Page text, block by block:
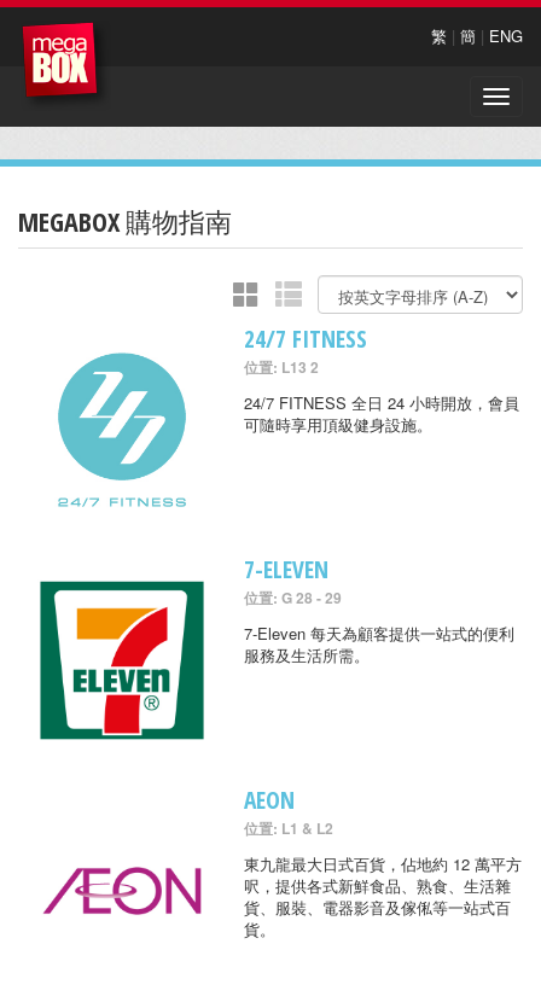
繁 | 簡 | ENG
Toggle
MEGABOX 購物指南
24/7 FITNESS
位置: L13 2
24/7 FITNESS 全日 24 小時開放，會員
可隨時享用頂級健身設施。
7-ELEVEN
位置: G 28 - 29
7-Eleven 每天為顧客提供一站式的便利
服務及生活所需。
AEON
位置: L1 & L2
東九龍最大日式百貨，佔地約 12 萬平方
呎，提供各式新鮮食品、熟食、生活雜
貨、服裝、電器影音及傢俬等一站式百
貨。